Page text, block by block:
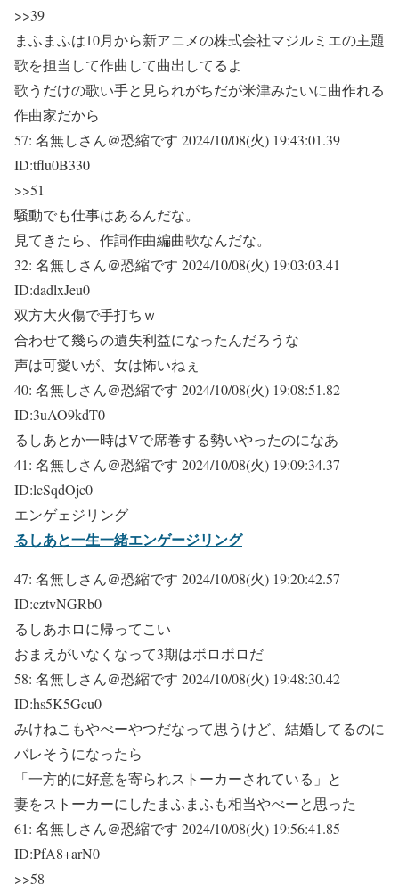
>>39
まふまふは10月から新アニメの株式会社マジルミエの主題
歌を担当して作曲して曲出してるよ
歌うだけの歌い手と見られがちだが米津みたいに曲作れる
作曲家だから
57: 名無しさん＠恐縮です 2024/10/08(火) 19:43:01.39
ID:tflu0B330
>>51
騒動でも仕事はあるんだな。
見てきたら、作詞作曲編曲歌なんだな。
32: 名無しさん＠恐縮です 2024/10/08(火) 19:03:03.41
ID:dadlxJeu0
双方大火傷で手打ちｗ
合わせて幾らの遺失利益になったんだろうな
声は可愛いが、女は怖いねぇ
40: 名無しさん＠恐縮です 2024/10/08(火) 19:08:51.82
ID:3uAO9kdT0
るしあとか一時はVで席巻する勢いやったのになあ
41: 名無しさん＠恐縮です 2024/10/08(火) 19:09:34.37
ID:lcSqdOjc0
エンゲェジリング
るしあと一生一緒エンゲージリング
47: 名無しさん＠恐縮です 2024/10/08(火) 19:20:42.57
ID:cztvNGRb0
るしあホロに帰ってこい
おまえがいなくなって3期はボロボロだ
58: 名無しさん＠恐縮です 2024/10/08(火) 19:48:30.42
ID:hs5K5Gcu0
みけねこもやべーやつだなって思うけど、結婚してるのに
バレそうになったら
「一方的に好意を寄られストーカーされている」と
妻をストーカーにしたまふまふも相当やべーと思った
61: 名無しさん＠恐縮です 2024/10/08(火) 19:56:41.85
ID:PfA8+arN0
>>58